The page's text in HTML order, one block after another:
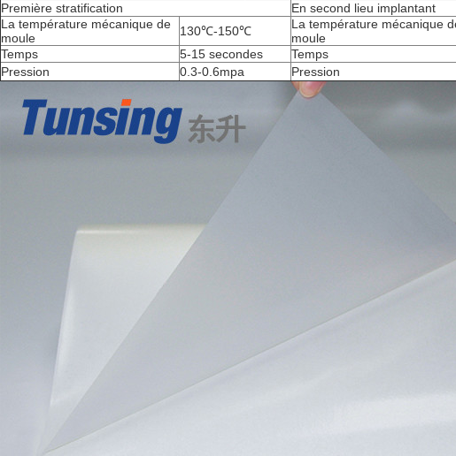
Première stratification
En second lieu implantant
La température mécanique de
moule
130℃-150℃
La température mécanique
moule
Temps
5-15 secondes Temps
Pression
0.3-0.6mpa Pression